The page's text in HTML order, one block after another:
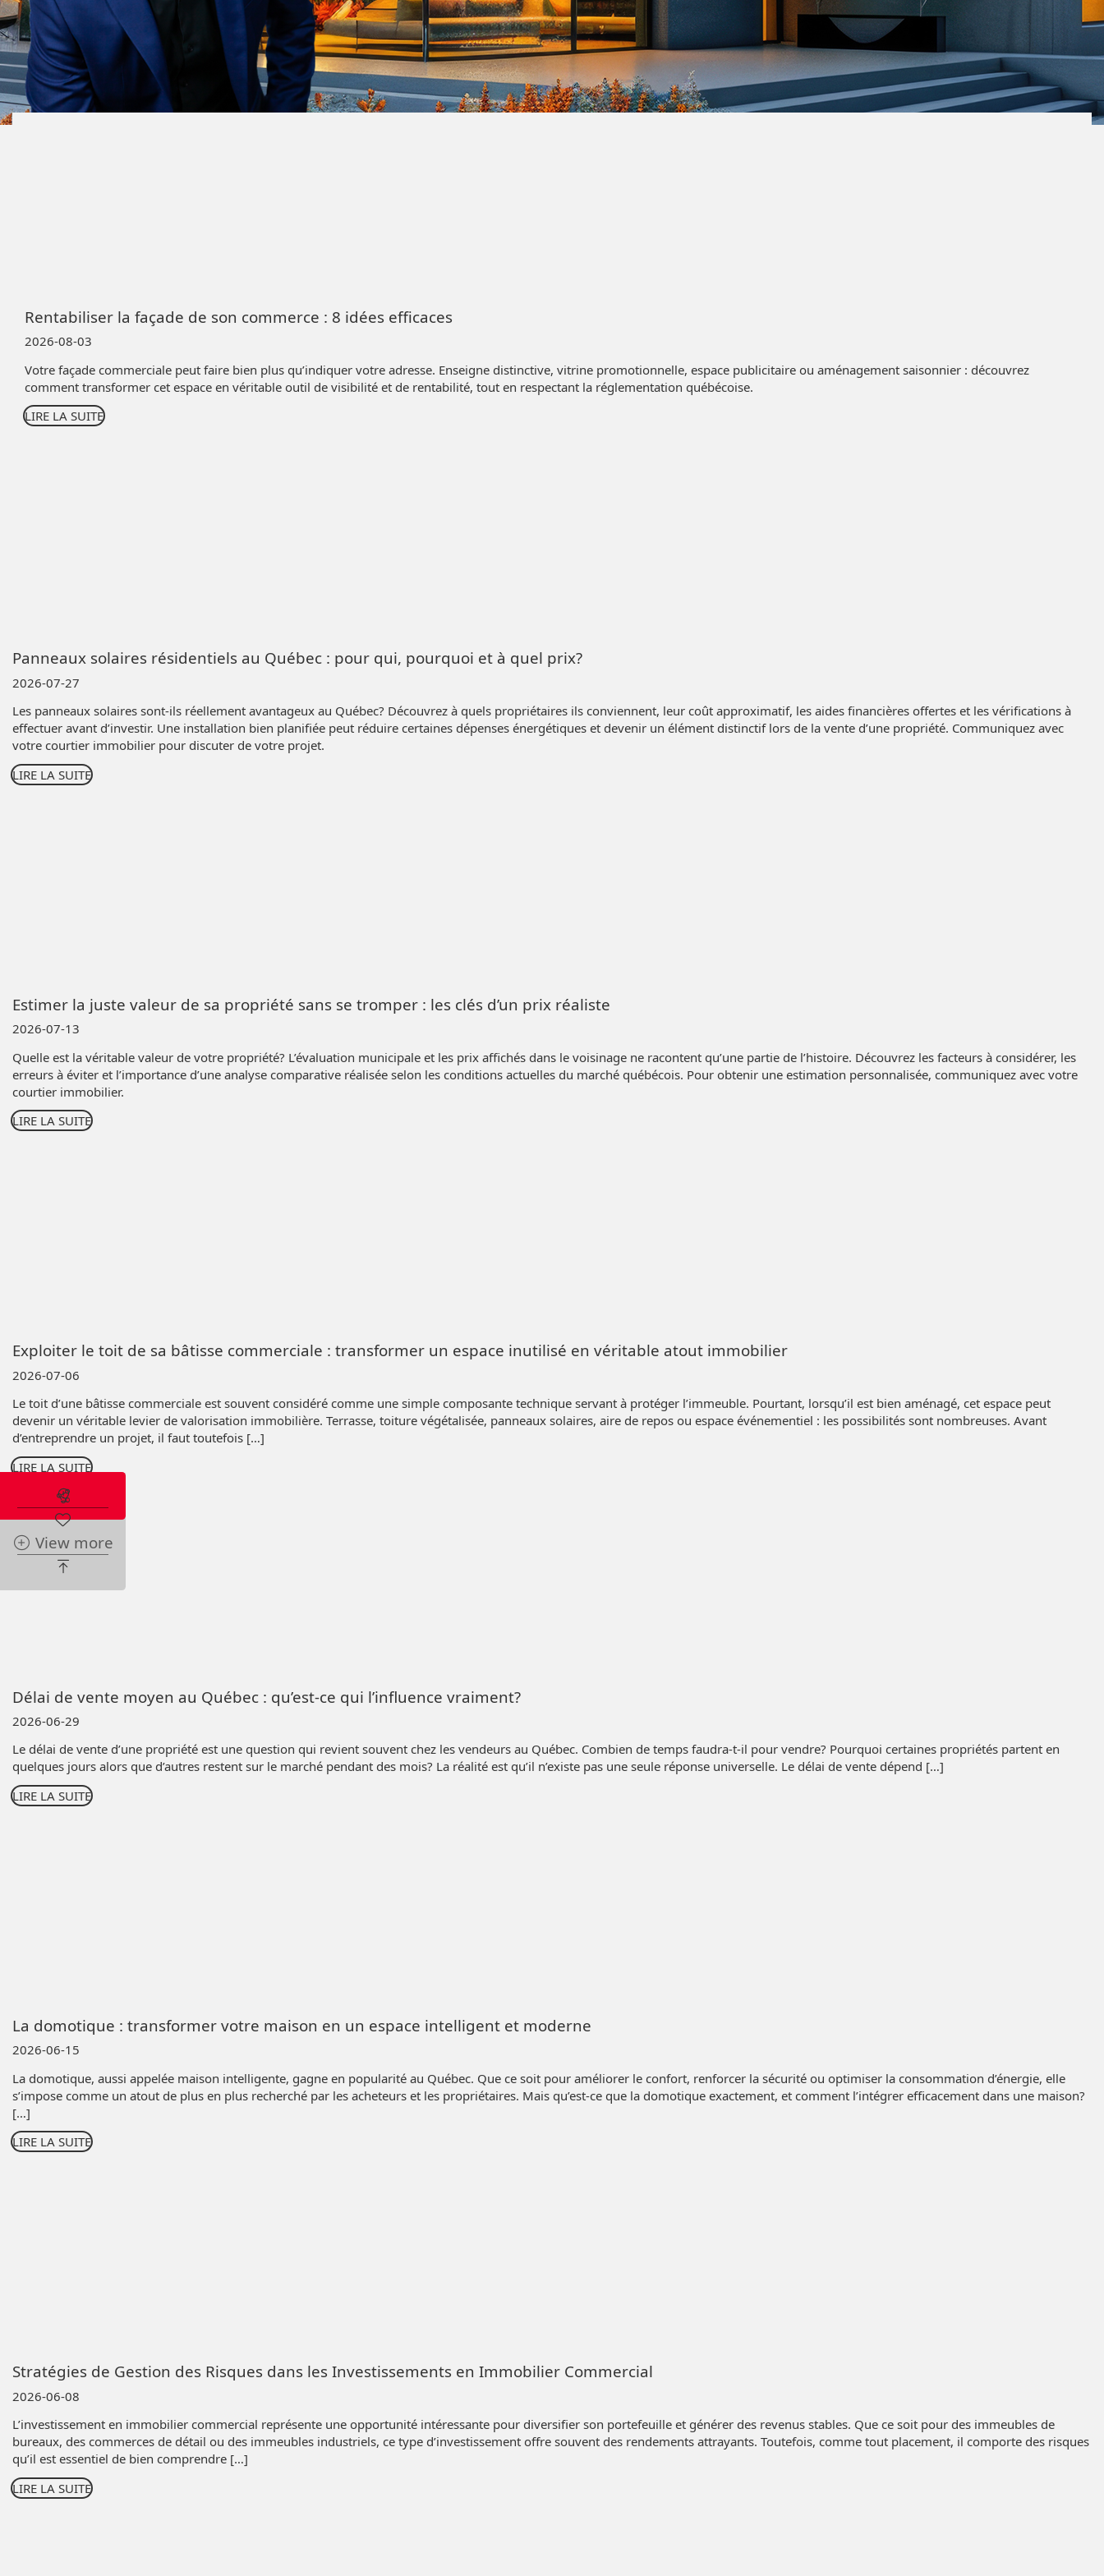
Rentabiliser la façade de son commerce : 8 idées efficaces
2026-08-03
Votre façade commerciale peut faire bien plus qu’indiquer votre adresse. Enseigne distinctive, vitrine promotionnelle, espace publicitaire ou aménagement saisonnier : découvrez
comment transformer cet espace en véritable outil de visibilité et de rentabilité, tout en respectant la réglementation québécoise.
LIRE LA SUITE
Panneaux solaires résidentiels au Québec : pour qui, pourquoi et à quel prix?
2026-07-27
Les panneaux solaires sont-ils réellement avantageux au Québec? Découvrez à quels propriétaires ils conviennent, leur coût approximatif, les aides financières offertes et les vérifications à
effectuer avant d’investir. Une installation bien planifiée peut réduire certaines dépenses énergétiques et devenir un élément distinctif lors de la vente d’une propriété. Communiquez avec
votre courtier immobilier pour discuter de votre projet.
LIRE LA SUITE
Estimer la juste valeur de sa propriété sans se tromper : les clés d’un prix réaliste
2026-07-13
Quelle est la véritable valeur de votre propriété? L’évaluation municipale et les prix affichés dans le voisinage ne racontent qu’une partie de l’histoire. Découvrez les facteurs à considérer, les
erreurs à éviter et l’importance d’une analyse comparative réalisée selon les conditions actuelles du marché québécois. Pour obtenir une estimation personnalisée, communiquez avec votre
courtier immobilier.
LIRE LA SUITE
Exploiter le toit de sa bâtisse commerciale : transformer un espace inutilisé en véritable atout immobilier
2026-07-06
Le toit d’une bâtisse commerciale est souvent considéré comme une simple composante technique servant à protéger l’immeuble. Pourtant, lorsqu’il est bien aménagé, cet espace peut
devenir un véritable levier de valorisation immobilière. Terrasse, toiture végétalisée, panneaux solaires, aire de repos ou espace événementiel : les possibilités sont nombreuses. Avant
d’entreprendre un projet, il faut toutefois […]
LIRE LA SUITE
Délai de vente moyen au Québec : qu’est-ce qui l’influence vraiment?
2026-06-29
Le délai de vente d’une propriété est une question qui revient souvent chez les vendeurs au Québec. Combien de temps faudra-t-il pour vendre? Pourquoi certaines propriétés partent en
quelques jours alors que d’autres restent sur le marché pendant des mois? La réalité est qu’il n’existe pas une seule réponse universelle. Le délai de vente dépend […]
LIRE LA SUITE
La domotique : transformer votre maison en un espace intelligent et moderne
2026-06-15
La domotique, aussi appelée maison intelligente, gagne en popularité au Québec. Que ce soit pour améliorer le confort, renforcer la sécurité ou optimiser la consommation d’énergie, elle
s’impose comme un atout de plus en plus recherché par les acheteurs et les propriétaires. Mais qu’est-ce que la domotique exactement, et comment l’intégrer efficacement dans une maison?
[…]
LIRE LA SUITE
Stratégies de Gestion des Risques dans les Investissements en Immobilier Commercial
2026-06-08
L’investissement en immobilier commercial représente une opportunité intéressante pour diversifier son portefeuille et générer des revenus stables. Que ce soit pour des immeubles de
bureaux, des commerces de détail ou des immeubles industriels, ce type d’investissement offre souvent des rendements attrayants. Toutefois, comme tout placement, il comporte des risques
qu’il est essentiel de bien comprendre […]
LIRE LA SUITE
View more